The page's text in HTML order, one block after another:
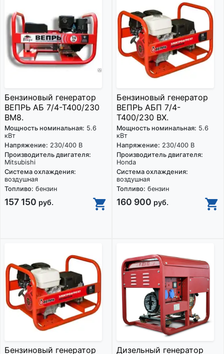
Бензиновый генератор
ВЕПРЬ АБ 7/4-Т400/230
ВМ8.
Мощность номинальная: 5.6
кВт
Напряжение: 230/400 В
Производитель двигателя:
Mitsubishi
Система охлаждения:
воздушная
Топливо: бензин
157 150 руб.
Бензиновый генератор
ВЕПРЬ АБП 7/4-
Т400/230 ВХ.
Мощность номинальная: 5.6
кВт
Напряжение: 230/400 В
Производитель двигателя:
Honda
Система охлаждения:
воздушная
Топливо: бензин
160 900 руб.
Бензиновый генератор Дизельный генератор